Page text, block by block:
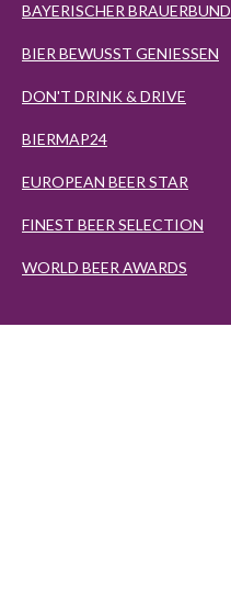
BAYERISCHER BRAUERBUND
BIER BEWUSST GENIESSEN
DON'T DRINK & DRIVE
BIERMAP24
EUROPEAN BEER STAR
FINEST BEER SELECTION
WORLD BEER AWARDS